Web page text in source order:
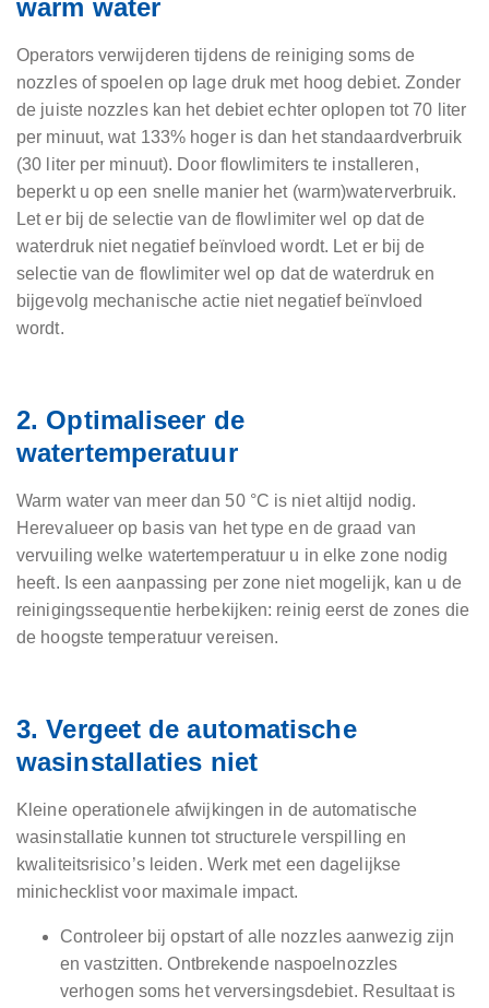
warm water
Operators verwijderen tijdens de reiniging soms de
nozzles of spoelen op lage druk met hoog debiet. Zonder
de juiste nozzles kan het debiet echter oplopen tot 70 liter
per minuut, wat 133% hoger is dan het standaardverbruik
(30 liter per minuut). Door flowlimiters te installeren,
beperkt u op een snelle manier het (warm)waterverbruik.
Let er bij de selectie van de flowlimiter wel op dat de
waterdruk niet negatief beïnvloed wordt. Let er bij de
selectie van de flowlimiter wel op dat de waterdruk en
bijgevolg mechanische actie niet negatief beïnvloed
wordt.
2. Optimaliseer de
watertemperatuur
Warm water van meer dan 50 °C is niet altijd nodig.
Herevalueer op basis van het type en de graad van
vervuiling welke watertemperatuur u in elke zone nodig
heeft. Is een aanpassing per zone niet mogelijk, kan u de
reinigingssequentie herbekijken: reinig eerst de zones die
de hoogste temperatuur vereisen.
3. Vergeet de automatische
wasinstallaties niet
Kleine operationele afwijkingen in de automatische
wasinstallatie kunnen tot structurele verspilling en
kwaliteitsrisico’s leiden. Werk met een dagelijkse
minichecklist voor maximale impact.
Controleer bij opstart of alle nozzles aanwezig zijn
en vastzitten. Ontbrekende naspoelnozzles
verhogen soms het verversingsdebiet. Resultaat is